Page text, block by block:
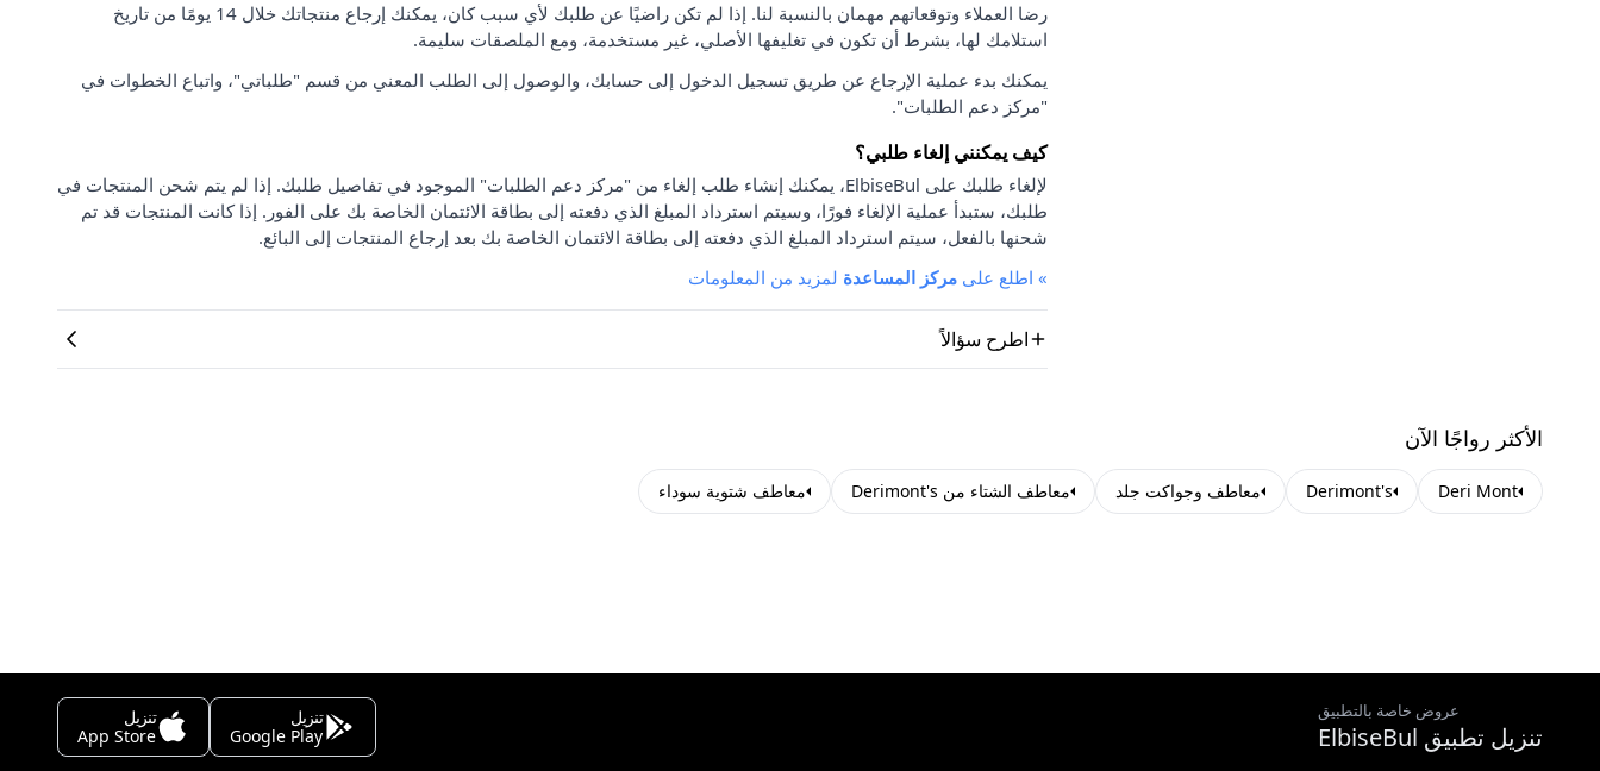
رضا العملاء وتوقعاتهم مهمان بالنسبة لنا. إذا لم تكن راضيًا عن طلبك لأي سبب كان، يمكنك إرجاع منتجاتك خلال 14 يومًا من تاريخ
استلامك لها، بشرط أن تكون في تغليفها الأصلي، غير مستخدمة، ومع الملصقات سليمة.
يمكنك بدء عملية الإرجاع عن طريق تسجيل الدخول إلى حسابك، والوصول إلى الطلب المعني من قسم "طلباتي"، واتباع الخطوات في
"مركز دعم الطلبات".
كيف يمكنني إلغاء طلبي؟
لإلغاء طلبك على ElbiseBul، يمكنك إنشاء طلب إلغاء من "مركز دعم الطلبات" الموجود في تفاصيل طلبك. إذا لم يتم شحن المنتجات في
طلبك، ستبدأ عملية الإلغاء فورًا، وسيتم استرداد المبلغ الذي دفعته إلى بطاقة الائتمان الخاصة بك على الفور. إذا كانت المنتجات قد تم
شحنها بالفعل، سيتم استرداد المبلغ الذي دفعته إلى بطاقة الائتمان الخاصة بك بعد إرجاع المنتجات إلى البائع.
» اطلع على مركز المساعدة لمزيد من المعلومات
اطرح سؤالاً
الأكثر رواجًا الآن
Deri Mont
Derimont's معاطف وجواكت جلد معاطف الشتاء من Derimont's معاطف شتوية سوداء
عروض خاصة بالتطبيق
تنزيل تطبيق ElbiseBul
تنزيل
Google Play
تنزيل
App Store